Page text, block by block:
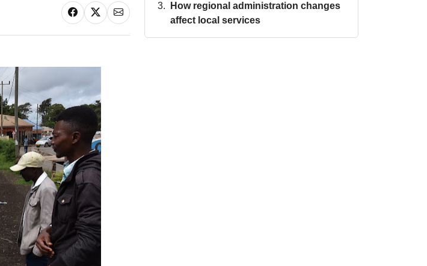
How regional administration changes
affect local services